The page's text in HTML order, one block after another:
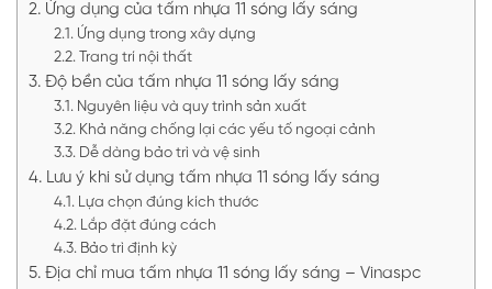
Ứng dụng của tấm nhựa 11 sóng lấy sáng
Ứng dụng trong xây dựng
Trang trí nội thất
Độ bền của tấm nhựa 11 sóng lấy sáng
Nguyên liệu và quy trình sản xuất
Khả năng chống lại các yếu tố ngoại cảnh
Dễ dàng bảo trì và vệ sinh
Lưu ý khi sử dụng tấm nhựa 11 sóng lấy sáng
Lựa chọn đúng kích thước
Lắp đặt đúng cách
Bảo trì định kỳ
Địa chỉ mua tấm nhựa 11 sóng lấy sáng – Vinaspc